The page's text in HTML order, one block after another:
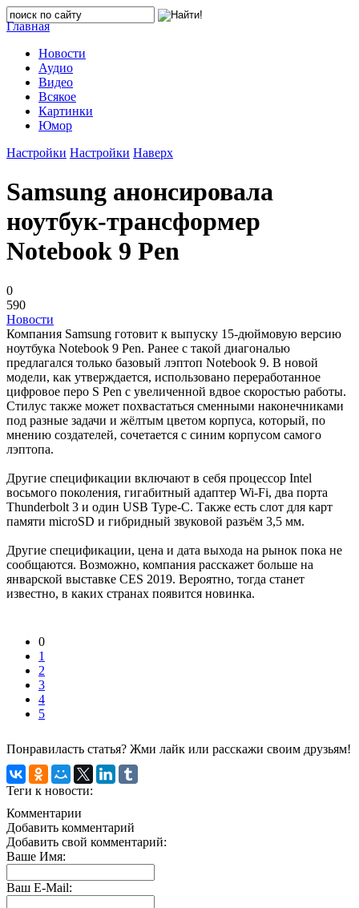
Главная
Новости
Аудио
Видео
Всякое
Картинки
Юмор
Настройки Настройки Наверх
Samsung анонсировала
ноутбук-трансформер
Notebook 9 Pen
0
590
Новости
Компания Samsung готовит к выпуску 15-дюймовую версию
ноутбука Notebook 9 Pen. Ранее с такой диагональю
предлагался только базовый лэптоп Notebook 9. В новой
модели, как утверждается, использовано переработанное
цифровое перо S Pen с увеличенной вдвое скоростью работы.
Стилус также может похвастаться сменными наконечниками
под разные задачи и жёлтым цветом корпуса, который, по
мнению создателей, сочетается с синим корпусом самого
лэптопа.
Другие спецификации включают в себя процессор Intel
восьмого поколения, гигабитный адаптер Wi-Fi, два порта
Thunderbolt 3 и один USB Type-C. Также есть слот для карт
памяти microSD и гибридный звуковой разъём 3,5 мм.
Другие спецификации, цена и дата выхода на рынок пока не
сообщаются. Возможно, компания расскажет больше на
январской выставке CES 2019. Вероятно, тогда станет
известно, в каких странах появится новинка.
0
1
2
3
4
5
Понравиласть статья? Жми лайк или расскажи своим друзьям!
Теги к новости:
Комментарии
Добавить комментарий
Добавить свой комментарий:
Ваше Имя:
Ваш E-Mail: